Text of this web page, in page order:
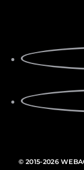
© 2015-2026